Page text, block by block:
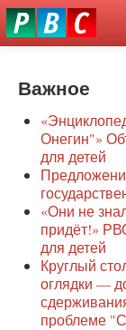
Перейти
к
О нас
Защита
Наше
Регионы
Видео
Важное
Онегин"»
для детей
«Они не
придёт!»
для детей
Круглый
оглядки —
проблеме